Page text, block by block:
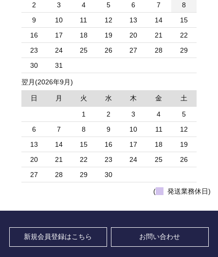
2
3 4 5 6 7
8
9
10 11 12 13 14
15
16
17 18 19 20 21
22
23
24 25 26 27 28
29
30
31
翌月(2026年9月)
日 月 火 水 木 金 土
1 2 3 4
5
6
7 8 9 10 11
12
13
14 15 16 17 18
19
20
21 22 23 24 25
26
27
28 29 30
( 発送業務休日)
新規会員登録はこちら お問い合わせ